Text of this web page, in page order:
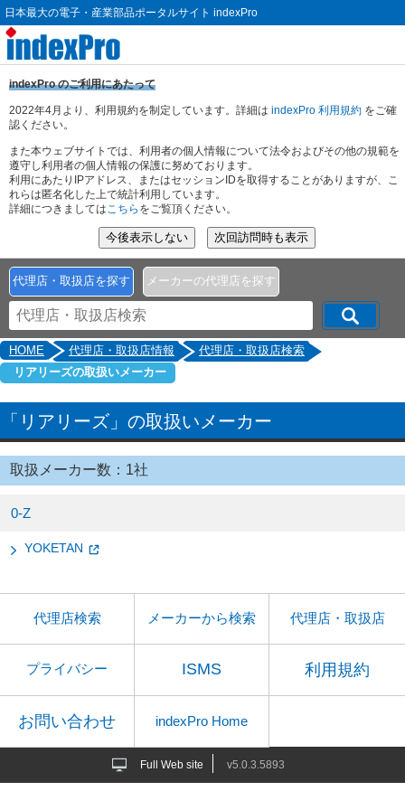
日本最大の電子・産業部品ポータルサイト indexPro
indexPro のご利用にあたって
2022年4月より、利用規約を制定しています。詳細は indexPro 利用規約 をご確
認ください。
また本ウェブサイトでは、利用者の個人情報について法令およびその他の規範を
遵守し利用者の個人情報の保護に努めております。
利用にあたりIPアドレス、またはセッションIDを取得することがありますが、こ
れらは匿名化した上で統計利用しています。
詳細につきましてはこちら をご覧頂ください。
代理店・取扱店を探す メーカーの代理店を探す
HOME 代理店・取扱店情報
代理店・取扱店検索
リアリーズの取扱いメーカー
「リアリーズ」の取扱いメーカー
取扱メーカー数：1社
0-Z
YOKETAN
代理店検索 メーカーから検索 代理店・取扱店
プライバシー ISMS 利用規約
お問い合わせ indexPro Home
Full Web site v5.0.3.5893